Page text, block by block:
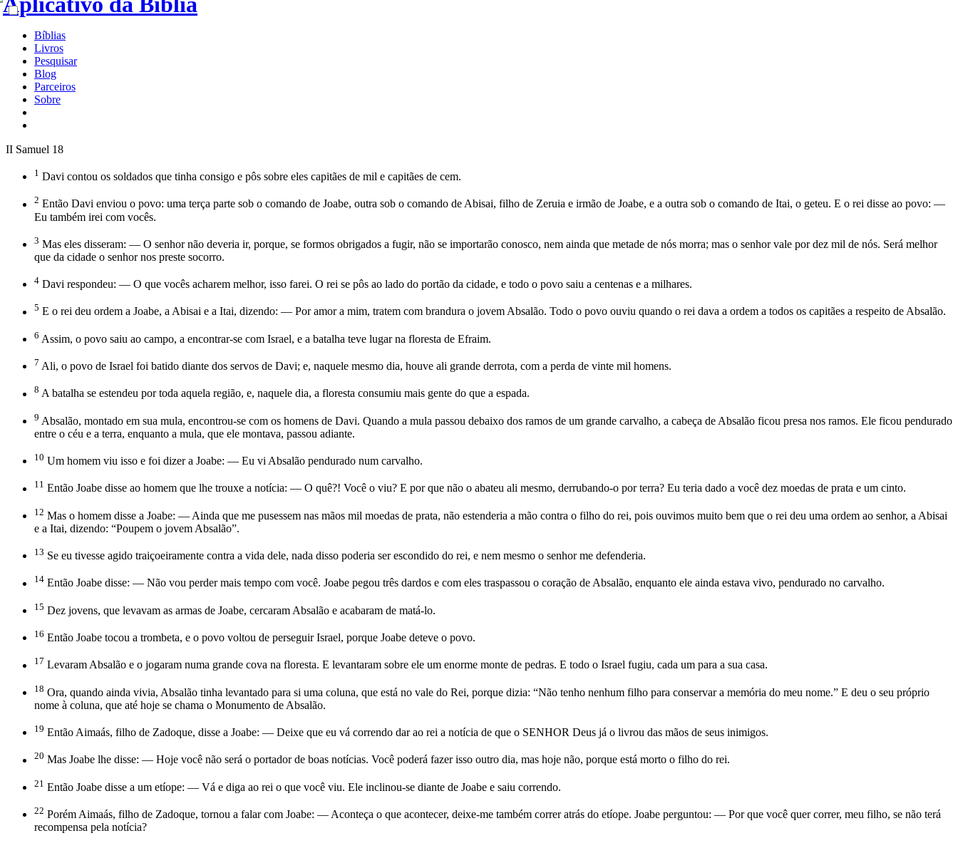
Bíblias
Livros
Pesquisar
Blog
Parceiros
Sobre
II Samuel 18
1 Davi contou os soldados que tinha consigo e pôs sobre eles capitães de mil e capitães de cem.
2 Então Davi enviou o povo: uma terça parte sob o comando de Joabe, outra sob o comando de Abisai, filho de Zeruia e irmão de Joabe, e a outra sob o comando de Itai, o geteu. E o rei disse ao povo: —
Eu também irei com vocês.
3 Mas eles disseram: — O senhor não deveria ir, porque, se formos obrigados a fugir, não se importarão conosco, nem ainda que metade de nós morra; mas o senhor vale por dez mil de nós. Será melhor
que da cidade o senhor nos preste socorro.
4 Davi respondeu: — O que vocês acharem melhor, isso farei. O rei se pôs ao lado do portão da cidade, e todo o povo saiu a centenas e a milhares.
5 E o rei deu ordem a Joabe, a Abisai e a Itai, dizendo: — Por amor a mim, tratem com brandura o jovem Absalão. Todo o povo ouviu quando o rei dava a ordem a todos os capitães a respeito de Absalão.
6 Assim, o povo saiu ao campo, a encontrar-se com Israel, e a batalha teve lugar na floresta de Efraim.
7 Ali, o povo de Israel foi batido diante dos servos de Davi; e, naquele mesmo dia, houve ali grande derrota, com a perda de vinte mil homens.
8 A batalha se estendeu por toda aquela região, e, naquele dia, a floresta consumiu mais gente do que a espada.
9 Absalão, montado em sua mula, encontrou-se com os homens de Davi. Quando a mula passou debaixo dos ramos de um grande carvalho, a cabeça de Absalão ficou presa nos ramos. Ele ficou pendurado
entre o céu e a terra, enquanto a mula, que ele montava, passou adiante.
10 Um homem viu isso e foi dizer a Joabe: — Eu vi Absalão pendurado num carvalho.
11 Então Joabe disse ao homem que lhe trouxe a notícia: — O quê?! Você o viu? E por que não o abateu ali mesmo, derrubando-o por terra? Eu teria dado a você dez moedas de prata e um cinto.
12 Mas o homem disse a Joabe: — Ainda que me pusessem nas mãos mil moedas de prata, não estenderia a mão contra o filho do rei, pois ouvimos muito bem que o rei deu uma ordem ao senhor, a Abisai
e a Itai, dizendo: “Poupem o jovem Absalão”.
13 Se eu tivesse agido traiçoeiramente contra a vida dele, nada disso poderia ser escondido do rei, e nem mesmo o senhor me defenderia.
14 Então Joabe disse: — Não vou perder mais tempo com você. Joabe pegou três dardos e com eles traspassou o coração de Absalão, enquanto ele ainda estava vivo, pendurado no carvalho.
15 Dez jovens, que levavam as armas de Joabe, cercaram Absalão e acabaram de matá-lo.
16 Então Joabe tocou a trombeta, e o povo voltou de perseguir Israel, porque Joabe deteve o povo.
17 Levaram Absalão e o jogaram numa grande cova na floresta. E levantaram sobre ele um enorme monte de pedras. E todo o Israel fugiu, cada um para a sua casa.
18 Ora, quando ainda vivia, Absalão tinha levantado para si uma coluna, que está no vale do Rei, porque dizia: “Não tenho nenhum filho para conservar a memória do meu nome.” E deu o seu próprio
nome à coluna, que até hoje se chama o Monumento de Absalão.
19 Então Aimaás, filho de Zadoque, disse a Joabe: — Deixe que eu vá correndo dar ao rei a notícia de que o SENHOR Deus já o livrou das mãos de seus inimigos.
20 Mas Joabe lhe disse: — Hoje você não será o portador de boas notícias. Você poderá fazer isso outro dia, mas hoje não, porque está morto o filho do rei.
21 Então Joabe disse a um etíope: — Vá e diga ao rei o que você viu. Ele inclinou-se diante de Joabe e saiu correndo.
22 Porém Aimaás, filho de Zadoque, tornou a falar com Joabe: — Aconteça o que acontecer, deixe-me também correr atrás do etíope. Joabe perguntou: — Por que você quer correr, meu filho, se não terá
recompensa pela notícia?